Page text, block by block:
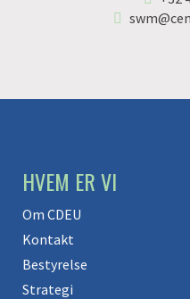
HVEM ER VI
Om CDEU
Kontakt
Bestyrelse
Strategi